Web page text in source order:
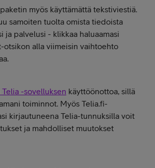
myös käyttämättä tekstiviestiä.
samoiten tuolta omista tiedoista
ja palvelusi - klikkaa haluaamasi
otsikon alla viimeisin vaihtoehto
-sovelluksen käyttöönottoa, sillä
toiminnot. Myös Telia.fi-
kirjautuneena Telia-tunnuksilla voit
ja mahdolliset muutokset